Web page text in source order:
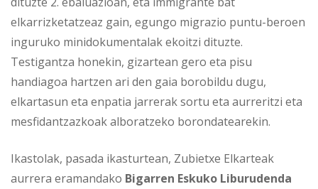
elkarrizketatzeaz gain, egungo migrazio puntu-beroen
inguruko minidokumentalak ekoitzi dituzte.
Testigantza honekin, gizartean gero eta pisu
handiagoa hartzen ari den gaia borobildu dugu,
elkartasun eta enpatia jarrerak sortu eta aurreritzi eta
mesfidantzazkoak alboratzeko borondatearekin.
Ikastolak, pasada ikasturtean, Zubietxe Elkarteak
aurrera eramandako Bigarren Eskuko Liburudenda